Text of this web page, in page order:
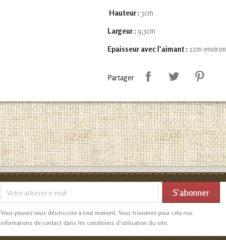
Hauteur : 3cm
Largeur : 9,5cm
Epaisseur avec l'aimant : 1cm environ
Partager
Vous pouvez vous désinscrire à tout moment. Vous trouverez pour cela nos
informations de contact dans les conditions d'utilisation du site.